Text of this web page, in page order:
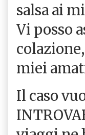
salsa ai
Vi posso
miei
Il caso